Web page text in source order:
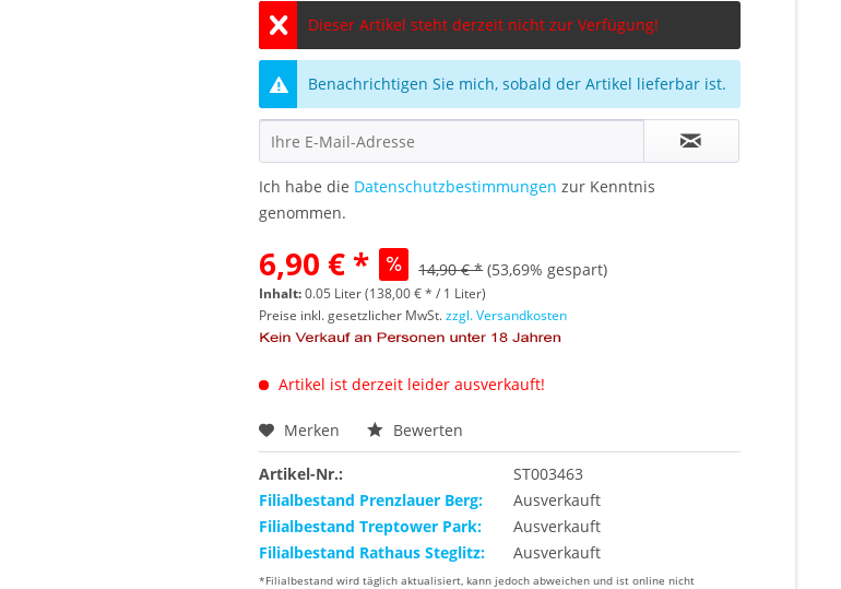
Dieser Artikel steht derzeit nicht zur Verfügung!
Benachrichtigen Sie mich, sobald der Artikel lieferbar ist.
Ich habe die Datenschutzbestimmungen zur Kenntnis
genommen.
6,90 € * 14,90 € * (53,69% gespart)
Inhalt:0.05 Liter (138,00 € * / 1 Liter)
Preise inkl. gesetzlicher MwSt.zzgl. Versandkosten
Artikel ist derzeit leider ausverkauft!
Merken Bewerten
Artikel-Nr.:
ST003463
Filialbestand Prenzlauer Berg:
Ausverkauft
Filialbestand Treptower Park:
Ausverkauft
Filialbestand Rathaus Steglitz:
Ausverkauft
*Filialbestand wird täglich aktualisiert, kann jedoch abweichen und ist online nicht